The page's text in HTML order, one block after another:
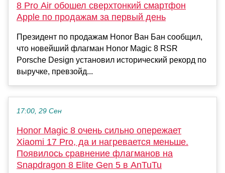
8 Pro Air обошел сверхтонкий смартфон
Apple по продажам за первый день
Президент по продажам Honor Ван Бан сообщил,
что новейший флагман Honor Magic 8 RSR
Porsche Design установил исторический рекорд по
выручке, превзойд...
17:00, 29 Сен
Honor Magic 8 очень сильно опережает
Xiaomi 17 Pro, да и нагревается меньше.
Появилось сравнение флагманов на
Snapdragon 8 Elite Gen 5 в AnTuTu